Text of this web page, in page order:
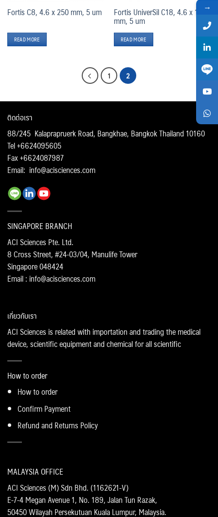
Fortis C8, 4.6 x 250 mm, 5 um
READ MORE
Fortis UniverSil C18, 4.6 x 150
mm, 5 um
READ MORE
1 2
ติดต่อเรา
88/245 Kalaprapruerk Road, Bangkhae, Bangkok Thailand 10160
Tel +6624095605
Fax +6624087987
Email: info@acisciences.com
SINGAPORE BRANCH
ACI Sciences Pte. Ltd.
8 Cross Street, #24-03/04, Manulife Tower
Singapore 048424
Email : info@acisciences.com
MALAYSIA OFFICE
ACI Sciences (M) Sdn Bhd. (1162621-V)
E-7-4 Megan Avenue 1, No. 189, Jalan Tun Razak,
50450 Wilayah Persekutuan Kuala Lumpur, Malaysia.
เกี่ยวกับเรา
ACI Sciences is related with importation and trading the medical
device, scientific equipment and chemical for all scientific
How to order
How to order
Confirm Payment
Refund and Returns Policy
→